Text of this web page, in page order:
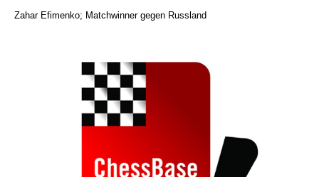
Zahar Efimenko; Matchwinner gegen Russland